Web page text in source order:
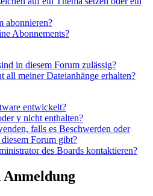
abonnieren?
Abonnements?
in diesem Forum zulässig?
all meiner Dateianhänge erhalten?
entwickelt?
y nicht enthalten?
falls es Beschwerden oder
Forum gibt?
des Boards kontaktieren?